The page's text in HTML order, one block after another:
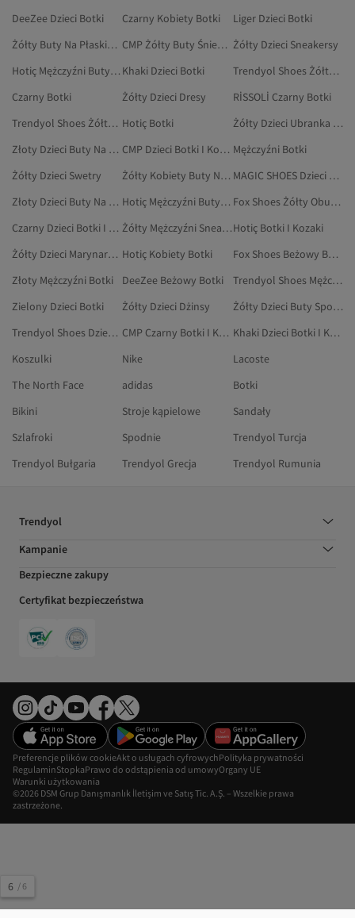
6 / 6
DeeZee Dzieci Botki
Czarny Kobiety Botki
Liger Dzieci Botki
Żółty Buty Na Płaskim Obcasie
CMP Żółty Buty Śniegowe Żółty Dzieci Sneakersy
Hotiç Mężczyźni Buty Na Płaskim Obcasie Khaki Dzieci Botki
Trendyol Shoes Żółty Akcesoria
Czarny Botki
Żółty Dzieci Dresy
RİSSOLİ Czarny Botki
Trendyol Shoes Żółty Torebki Na Ramię Hotiç Botki
Żółty Dzieci Ubranka Dla Niemowląt
Złoty Dzieci Buty Na Płaskim Obcasie
CMP Dzieci Botki I Kozaki Mężczyźni Botki
Żółty Dzieci Swetry
Żółty Kobiety Buty Na Co Dzień
MAGIC SHOES Dzieci Botki
Złoty Dzieci Buty Na Co Dzień
Hotiç Mężczyźni Buty Na Co Dzień
Fox Shoes Żółty Obuwie
Czarny Dzieci Botki I Kozaki
Żółty Mężczyźni SneakersyHotiç Botki I Kozaki
Żółty Dzieci Marynarki I Kamizelki Hotiç Kobiety Botki
Fox Shoes Beżowy Botki
Złoty Mężczyźni Botki
DeeZee Beżowy Botki
Trendyol Shoes Mężczyźni Botki
Zielony Dzieci Botki
Żółty Dzieci Dżinsy
Żółty Dzieci Buty Sportowe
Trendyol Shoes Dzieci Obuwie
CMP Czarny Botki I Kozaki
Khaki Dzieci Botki I Kozaki
Koszulki
Nike
Lacoste
The North Face
adidas
Botki
Bikini
Stroje kąpielowe
Sandały
Szlafroki
Spodnie
Trendyol Turcja
Trendyol Bułgaria
Trendyol Grecja Trendyol Rumunia
Trendyol
Kampanie
Bezpieczne zakupy
Certyfikat bezpieczeństwa
©2026 DSM Grup Danışmanlık İletişim ve Satış Tic. A.Ş. – Wszelkie prawa
zastrzeżone.
Preferencje plików cookieAkt o usługach cyfrowychPolityka prywatności
RegulaminStopkaPrawo do odstąpienia od umowyOrgany UE
Warunki użytkowania